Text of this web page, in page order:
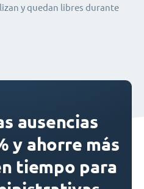
y quedan libres durante
ausencias
y ahorre más
tiempo para